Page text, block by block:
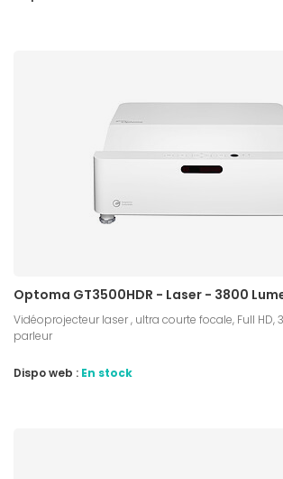
Optoma GT3500HDR - Laser - 3800
Vidéoprojecteur laser , ultra courte focale, Full HD,
parleur
Dispo web : En stock